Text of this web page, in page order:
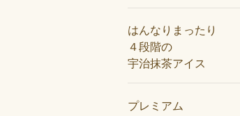
はんなりまったり
４段階の
宇治抹茶アイス
プレミアム